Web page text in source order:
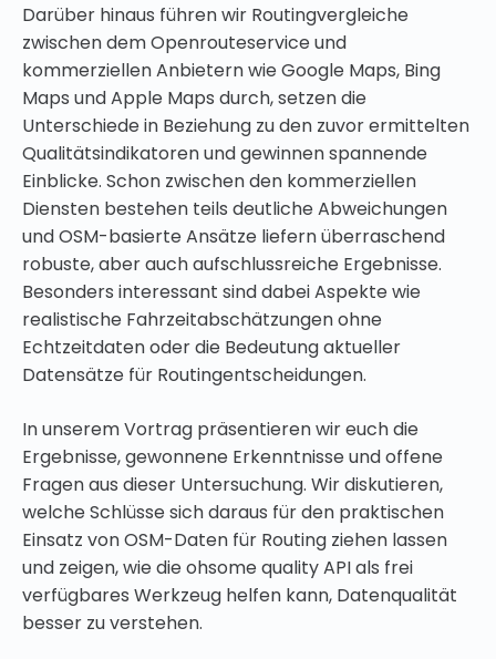
Darüber hinaus führen wir Routingvergleiche
zwischen dem Openrouteservice und
kommerziellen Anbietern wie Google Maps, Bing
Maps und Apple Maps durch, setzen die
Unterschiede in Beziehung zu den zuvor ermittelten
Qualitätsindikatoren und gewinnen spannende
Einblicke. Schon zwischen den kommerziellen
Diensten bestehen teils deutliche Abweichungen
und OSM-basierte Ansätze liefern überraschend
robuste, aber auch aufschlussreiche Ergebnisse.
Besonders interessant sind dabei Aspekte wie
realistische Fahrzeitabschätzungen ohne
Echtzeitdaten oder die Bedeutung aktueller
Datensätze für Routingentscheidungen.
In unserem Vortrag präsentieren wir euch die
Ergebnisse, gewonnene Erkenntnisse und offene
Fragen aus dieser Untersuchung. Wir diskutieren,
welche Schlüsse sich daraus für den praktischen
Einsatz von OSM-Daten für Routing ziehen lassen
und zeigen, wie die ohsome quality API als frei
verfügbares Werkzeug helfen kann, Datenqualität
besser zu verstehen.